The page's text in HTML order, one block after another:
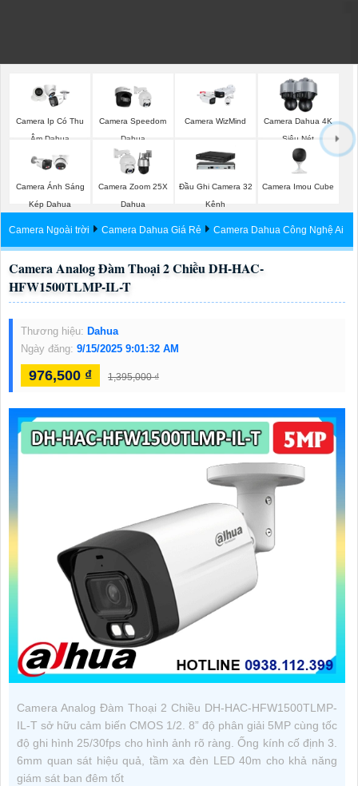
Camera Ip Có Thu
Ậm Dahua
Camera Speedom
Dahua
Camera WizMind
Camera Dahua 4K
Siêu Nét
Camera Ánh Sáng
Kép Dahua
Camera Zoom 25X
Dahua
Đầu Ghi Camera 32
Kênh
Camera Imou Cube
Camera Ngoài trời Camera Dahua Giá Rẻ Camera Dahua Công Nghệ Ai
Camera Analog Đàm Thoại 2 Chiều DH-HAC-
HFW1500TLMP-IL-T
Thương hiệu: Dahua
Ngày đăng: 9/15/2025 9:01:32 AM
976,500 ₫ 1,395,000 ₫
Camera Analog Đàm Thoại 2 Chiều DH-HAC-HFW1500TLMP-
IL-T sở hữu cảm biến CMOS 1/2. 8” độ phân giải 5MP cùng tốc
độ ghi hình 25/30fps cho hình ảnh rõ ràng. Ống kính cố định 3.
6mm quan sát hiệu quả, tầm xa đèn LED 40m cho khả năng
giám sát ban đêm tốt